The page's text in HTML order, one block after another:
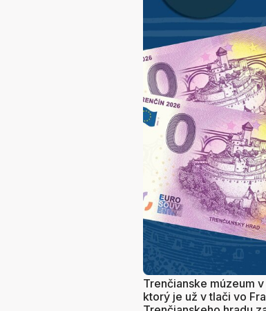
Trenčianske múzeum
ktorý je už v tlači vo